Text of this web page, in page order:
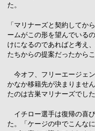
た。
「マリナーズと契約してか
ームがこの形を望んでいる
けになるのであればと考え
たちからの提案だったから
今オフ、フリーエージェ
かなか移籍先が決まりませ
たのは古巣マリナーズでした
イチロー選手は復帰の喜
た。「ケージの中でこんな